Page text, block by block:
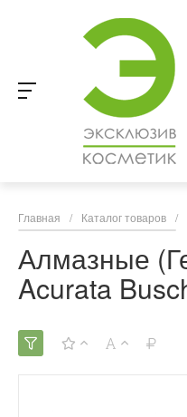
Главная / Каталог товаров /
Алмазные
Acurata